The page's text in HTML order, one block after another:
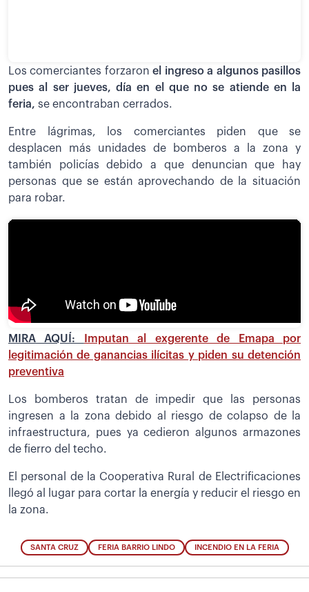
Los comerciantes forzaronel ingreso a algunos pasillos
pues al ser jueves, día en el que no se atiende en la
feria, se encontraban cerrados.
Entre lágrimas, los comerciantes piden que se
desplacen más unidades de bomberos a la zona y
también policías debido a que denuncian que hay
personas que se están aprovechando de la situación
para robar.
MIRA AQUÍ:
Imputan al exgerente de Emapa por
legitimación de ganancias ilícitas y piden su detención
preventiva
Los bomberos tratan de impedir que las personas
ingresen a la zona debido al riesgo de colapso de la
infraestructura, pues ya cedieron algunos armazones
de fierro del techo.
El personal de la Cooperativa Rural de Electrificaciones
llegó al lugar para cortar la energía y reducir el riesgo en
la zona.
SANTA CRUZ FERIA BARRIO LINDO INCENDIO EN LA FERIA